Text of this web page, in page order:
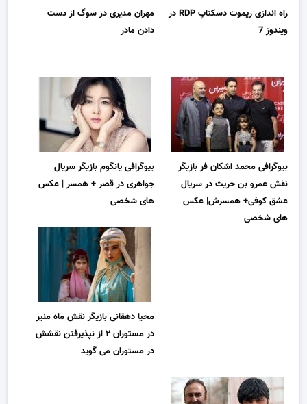
راه اندازی ریموت دسکتاپ RDP در
ویندوز 7
مهران مدیری در سوگ از دست
دادن مادر
بیوگرافی محمد اشکان فر بازیگر
نقش عمرو بن حریث در سریال
عشق کوفی+ همسرش| عکس
های شخصی
بیوگرافی یانگوم بازیگر سریال
جواهری در قصر + همسر | عکس
های شخصی
محیا دهقانی بازیگر نقش ماه منیر
در مستوران ۲ از نپذیرفتن نقشش
در مستوران می گوید